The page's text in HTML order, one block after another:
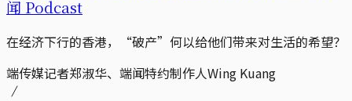
闻 Podcast
在经济下行的香港，“破产”何以给他们带来对生活的希望？
端传媒记者郑淑华、端闻特约制作人Wing Kuang